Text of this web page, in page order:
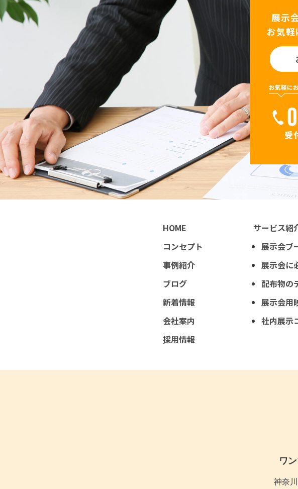
展示
お気
HOME
コンセプト
事例紹介
ブログ
新着情報
会社案内
採用情報
サービス紹
展示会ブ
展示会に
配布物の
展示会用
社内展示
ワ
神奈